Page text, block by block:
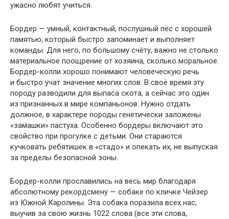
ужасно любят учиться.
Бордер — умный, контактный, послушный пёс с хорошей
памятью, который быстро запоминает и выполняет
команды. Для него, по большому счёту, важно не столько
материальное поощрение от хозяина, сколько моральное.
Бордер-колли хорошо понимают человеческую речь
и быстро учат значение многих слов. В своё время эту
породу разводили для выпаса скота, а сейчас это один
из признанных в мире компаньонов. Нужно отдать
должное, в характере породы генетически заложены
«замашки» пастуха. Особенно бордеры включают это
свойство при прогулке с детьми. Они стараются
кучковать ребятишек в «стадо» и опекать их, не выпуская
за пределы безопасной зоны.
Бордер-колли прославились на весь мир благодаря
абсолютному рекордсмену — собаке по кличке Чейзер
из Южной Каролины. Эта собака поразила всех нас,
выучив за свою жизнь 1022 слова (все эти слова,